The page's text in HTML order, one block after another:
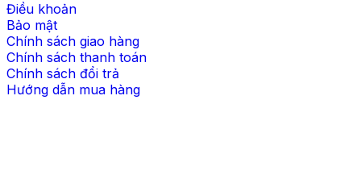
Điều khoản
Bảo mật
Chính sách giao hàng
Chính sách thanh toán
Chính sách đổi trả
Hướng dẫn mua hàng